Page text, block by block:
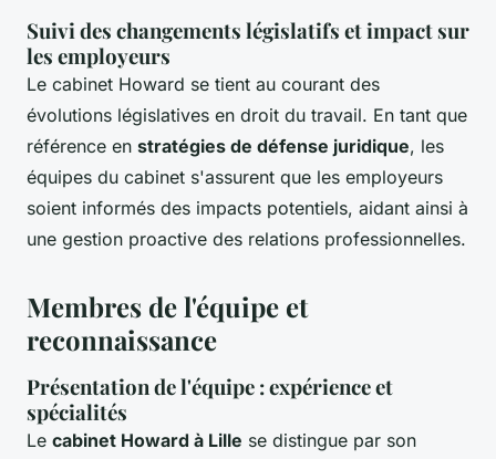
Suivi des changements législatifs et impact sur
les employeurs
Le cabinet Howard se tient au courant des
évolutions législatives en droit du travail. En tant que
référence en stratégies de défense juridique, les
équipes du cabinet s'assurent que les employeurs
soient informés des impacts potentiels, aidant ainsi à
une gestion proactive des relations professionnelles.
Membres de l'équipe et
reconnaissance
Présentation de l'équipe : expérience et
spécialités
Le cabinet Howard à Lille se distingue par son